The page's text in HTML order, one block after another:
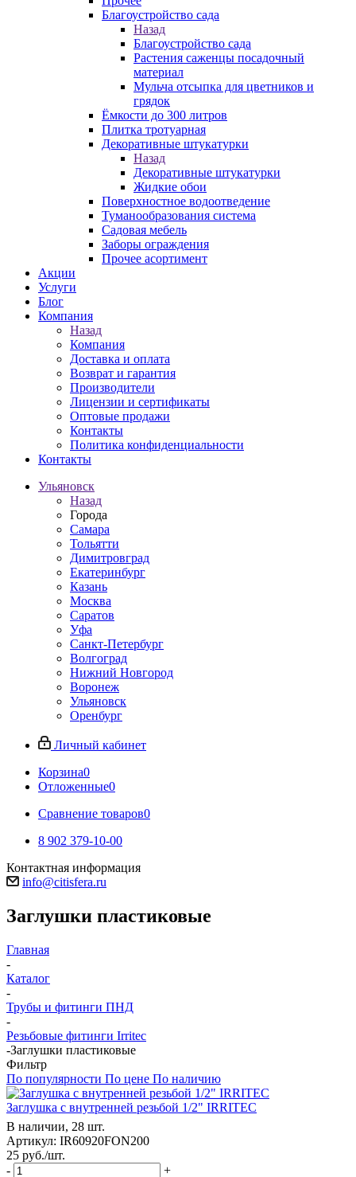
Благоустройство сада
Назад
Благоустройство сада
Растения саженцы посадочный
материал
Мульча отсыпка для цветников и
грядок
Ёмкости до 300 литров
Плитка тротуарная
Декоративные штукатурки
Назад
Декоративные штукатурки
Жидкие обои
Поверхностное водоотведение
Туманообразования система
Садовая мебель
Заборы ограждения
Прочее асортимент
Акции
Услуги
Блог
Компания
Назад
Компания
Доставка и оплата
Возврат и гарантия
Производители
Лицензии и сертификаты
Оптовые продажи
Контакты
Политика конфиденциальности
Контакты
Ульяновск
Назад
Города
Самара
Тольятти
Димитровград
Екатеринбург
Казань
Москва
Саратов
Уфа
Санкт-Петербург
Волгоград
Нижний Новгород
Воронеж
Ульяновск
Оренбург
Личный кабинет
Корзина0
Отложенные0
Сравнение товаров0
8 902 379-10-00
Контактная информация
info@citisfera.ru
Заглушки пластиковые
Главная
-
Каталог
-
Трубы и фитинги ПНД
-
Резьбовые фитинги Irritec
-Заглушки пластиковые
Фильтр
По популярности По цене По наличию
Заглушка с внутренней резьбой 1/2" IRRITEC
В наличии, 28 шт.
Артикул: IR60920FON200
25 руб./шт.
-
+